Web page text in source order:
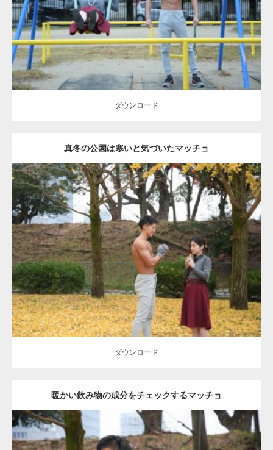
ダウンロード
ダウンロード
真冬の公園は寒いと気づいたマッチョ
Update: 2021.07.8
Category:公園のマッチョ その他 AKIHITO(細マッチョ) 上腕三頭筋
肩
ダウンロード
ダウンロード
暖かい飲み物の成分をチェックするマッチョ